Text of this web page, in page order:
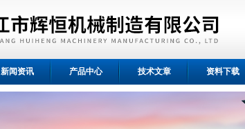
新闻资讯 产品中心 技术文章 资料下载